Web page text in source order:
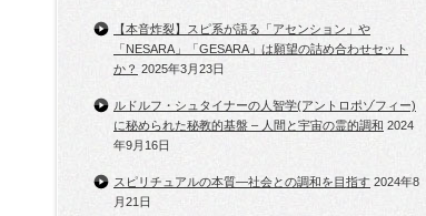
【本音炸裂】スピ系が語る「アセンション」や
「NESARA」「GESARA」は願望の詰め合わせセット
か？ 2025年3月23日
ルドルフ・シュタイナーの人智学(アントロポゾフィー)
に秘められた秘教的基盤 – 人間と宇宙の霊的調和 2024
年9月16日
スピリチュアルの本質―社会との調和を目指す 2024年8
月21日